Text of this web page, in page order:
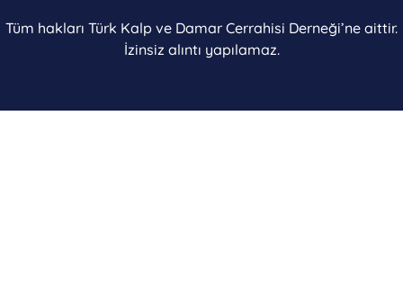
Tüm hakları Türk Kalp ve Damar Cerrahisi Derneği’ne aittir.
İzinsiz alıntı yapılamaz.